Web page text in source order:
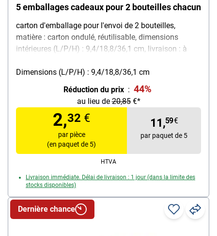
5 emballages cadeaux pour 2 bouteilles chacun
carton d'emballage pour l'envoi de 2 bouteilles,
matière : carton ondulé, réutilisable, dimensions
intérieures (L/P/H) : 9,4/18,8/36,1 cm, livraison : à
Dimensions (L/P/H) : 9,4/18,8/36,1 cm
Réduction du prix : 44%
au lieu de20,85€*
2,32 €
par pièce
(en paquet de 5)
11,59€
par paquet de 5
HTVA
Livraison immédiate. Délai de livraison : 1 jour (dans la limite des
stocks disponibles)
Dernière chance